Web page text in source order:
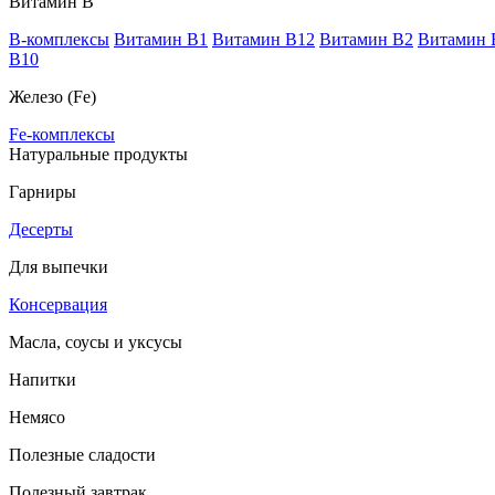
B-комплексы Витамин B1 Витамин B12 Витамин B2 Витамин
В10
Железо (Fe)
Fe-комплексы
Натуральные продукты
Гарниры
Десерты
Для выпечки
Консервация
Масла, соусы и уксусы
Напитки
Немясо
Полезные сладости